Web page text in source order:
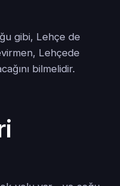
gibi, Lehçe de
Lehçede
bilmelidir.